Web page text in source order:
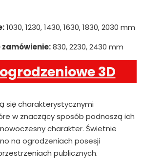
1030, 1230, 1430, 1630, 1830, 2030 mm
830, 2230, 2430 mm
3D
się charakterystycznymi
w znaczący sposób podnoszą ich
charakter. Świetnie
na ogrodzeniach posesji
publicznych.